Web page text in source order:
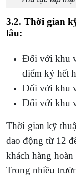
3.2. Thời gian
lâu:
Đối với khu
điểm ký hết
Đối với khu
Đối với khu
Thời gian kỹ
dao động từ 12
khách hàng
Trong nhiều